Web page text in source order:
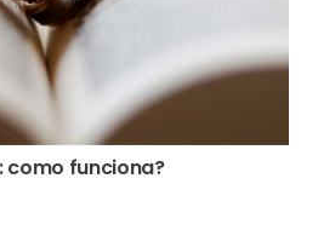
como funciona?